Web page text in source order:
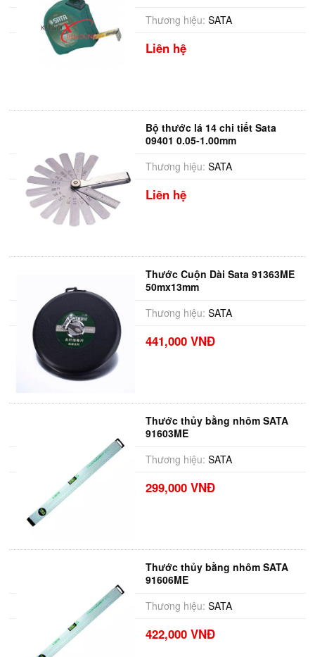
Thương hiệu: SATA
Liên hệ
Bộ thước lá 14 chi tiết Sata
09401 0.05-1.00mm
Thương hiệu: SATA
Liên hệ
Thước Cuộn Dài Sata 91363ME
50mx13mm
Thương hiệu: SATA
441,000 VNĐ
Thước thủy bằng nhôm SATA
91603ME
Thương hiệu: SATA
299,000 VNĐ
Thước thủy bằng nhôm SATA
91606ME
Thương hiệu: SATA
422,000 VNĐ